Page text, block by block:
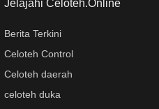
Jelajahi Celoteh.Online
Berita Terkini
Celoteh Control
Celoteh daerah
celoteh duka